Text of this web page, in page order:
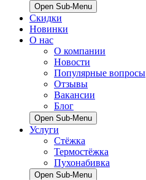
Open Sub-Menu
Скидки
Новинки
О нас
О компании
Новости
Популярные вопросы
Отзывы
Вакансии
Блог
Open Sub-Menu
Услуги
Стёжка
Термостёжка
Пухонабивка
Open Sub-Menu